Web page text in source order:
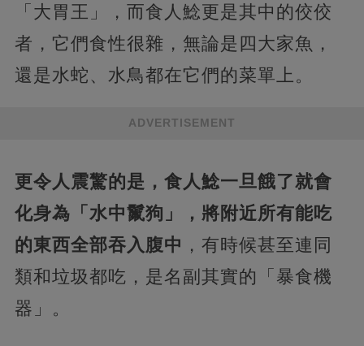
「大胃王」，而食人鯰更是其中的佼佼
者，它們食性很雜，無論是四大家魚，
還是水蛇、水鳥都在它們的菜單上。
ADVERTISEMENT
更令人震驚的是，食人鯰一旦餓了就會
化身為「水中鬣狗」，將附近所有能吃
的東西全部吞入腹中 ，有時候甚至連同
類和垃圾都吃，是名副其實的「暴食機
器」。